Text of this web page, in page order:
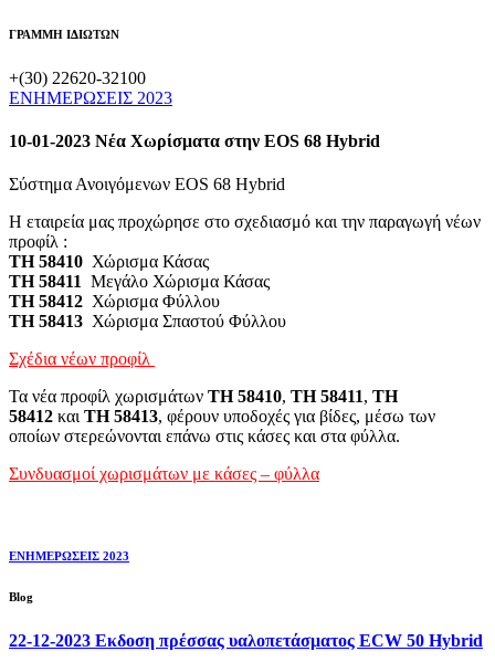
ΓΡΑΜΜΗ ΙΔΙΩΤΩΝ
+(30) 22620-32100
ΕΝΗΜΕΡΩΣΕΙΣ 2023
10-01-2023 Νέα Χωρίσματα στην EOS 68 Hybrid
Σύστημα Ανοιγόμενων EOS 68 Hybrid
Η εταιρεία μας προχώρησε στο σχεδιασμό και την παραγωγή νέων
προφίλ :
ΤH 58410 Χώρισμα Κάσας
ΤΗ 58411 Μεγάλο Χώρισμα Κάσας
ΤΗ 58412 Χώρισμα Φύλλου
ΤΗ 58413 Χώρισμα Σπαστού Φύλλου
Σχέδια νέων προφίλ
Τα νέα προφίλ χωρισμάτων TH 58410, TH 58411, TH
58412 και TH 58413, φέρουν υποδοχές για βίδες, μέσω των
οποίων στερεώνονται επάνω στις κάσες και στα φύλλα.
Συνδυασμοί χωρισμάτων με κάσες – φύλλα
ΕΝΗΜΕΡΩΣΕΙΣ 2023
Blog
22-12-2023 Εκδοση πρέσσας υαλοπετάσματος ECW 50 Hybrid